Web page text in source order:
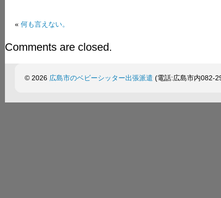
« 何も言えない。
Comments are closed.
© 2026 広島市のベビーシッター出張派遣 (電話:広島市内082-